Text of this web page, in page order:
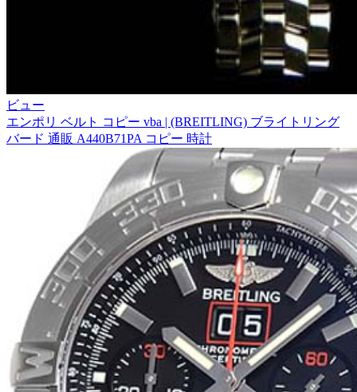
ビュー
エンポリ ベルト コピー vba | (BREITLING) ブライトリング
バード 通販 A440B71PA コピー 時計